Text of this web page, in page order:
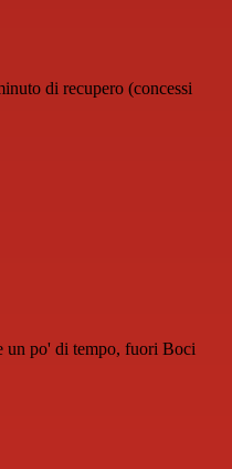
di recupero (concessi
un po' di tempo, fuori Boci